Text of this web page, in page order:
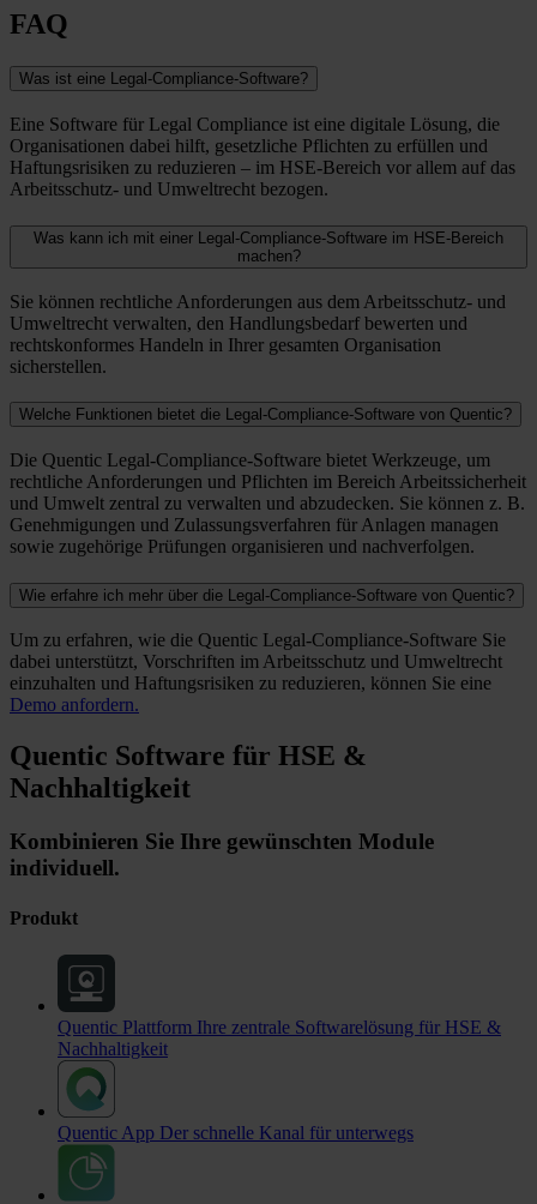
FAQ
Was ist eine Legal-Compliance-Software?
Eine Software für Legal Compliance ist eine digitale Lösung, die
Organisationen dabei hilft, gesetzliche Pflichten zu erfüllen und
Haftungsrisiken zu reduzieren – im HSE-Bereich vor allem auf das
Arbeitsschutz- und Umweltrecht bezogen.
Was kann ich mit einer Legal-Compliance-Software im HSE-Bereich
machen?
Sie können rechtliche Anforderungen aus dem Arbeitsschutz- und
Umweltrecht verwalten, den Handlungsbedarf bewerten und
rechtskonformes Handeln in Ihrer gesamten Organisation
sicherstellen.
Welche Funktionen bietet die Legal-Compliance-Software von Quentic?
Die Quentic Legal-Compliance-Software bietet Werkzeuge, um
rechtliche Anforderungen und Pflichten im Bereich Arbeitssicherheit
und Umwelt zentral zu verwalten und abzudecken. Sie können z. B.
Genehmigungen und Zulassungsverfahren für Anlagen managen
sowie zugehörige Prüfungen organisieren und nachverfolgen.
Wie erfahre ich mehr über die Legal-Compliance-Software von Quentic?
Um zu erfahren, wie die Quentic Legal-Compliance-Software Sie
dabei unterstützt, Vorschriften im Arbeitsschutz und Umweltrecht
einzuhalten und Haftungsrisiken zu reduzieren, können Sie eine
Demo anfordern.
Quentic Software für HSE &
Nachhaltigkeit
Kombinieren Sie Ihre gewünschten Module
individuell.
Produkt
Quentic Plattform Ihre zentrale Softwarelösung für HSE &
Nachhaltigkeit
Quentic App Der schnelle Kanal für unterwegs